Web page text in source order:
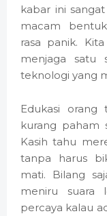
kabar ini
macam
rasa panik.
menjaga satu
teknologi yang
Edukasi orang
kurang paham
Kasih tahu
tanpa harus
mati. Bilang
meniru suara
percaya kalau